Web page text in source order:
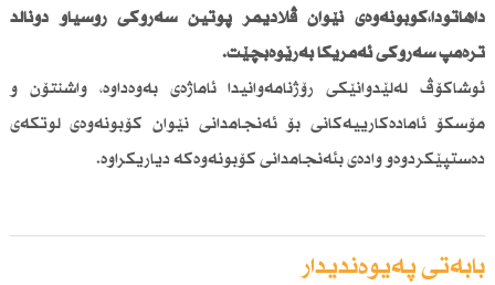
داهاتودا،كۆبونەوەی نێوان ڤلادیمر پوتین سەرۆكی روسیاو دۆناڵد
ترەمپ سەرۆكی ئەمریكا بەڕێوەبچێت.
ئوشاكۆڤ لەلێدوانێكی رۆژنامەوانیدا ئاماژەی بەوەداوە، واشنتۆن و
مۆسكۆ ئامادەكارییەكانی بۆ ئەنجامدانی نێوان كۆبونەوەی لوتكەی
دەستپێكردوەو وادەی بئەنجامدانی كۆبونەوەكە دیاریكراوە.
بابەتی پەیوەندیدار